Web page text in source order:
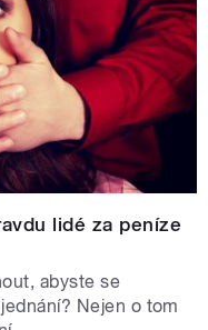
lidé za peníze
abyste se
Nejen o tom